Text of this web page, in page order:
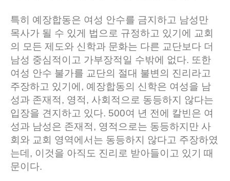
특히 예장합동은 여성 안수를 금지하고 남성만
목사가 될 수 있게 법으로 규정하고 있기에 교회
의 모든 제도와 신학과 문화는 다른 교단보다 더
남성 중심적이고 가부장적일 수밖에 없다. 또한
여성 안수 불가를 교단의 절대 불변의 진리라고
주장하고 있기에, 예장합동의 신학은 여성을 남
성과 존재적, 영적, 사회적으로 동등하지 않다는
입장을 견지하고 있다. 500여 년 전에 칼빈은 여
성과 남성은 존재적, 영적으로는 동등하지만 사
회와 교회 영역에서는 동등하지 않다고 주장하였
는데, 이것을 아직도 진리로 받아들이고 있기 때
문이다.